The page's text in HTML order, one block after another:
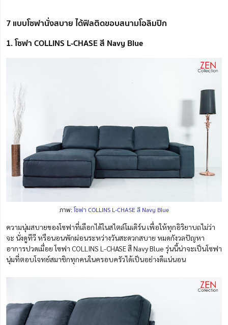
7 แบบโซฟานั่งสบาย ได้ฟิลติดขอบสนามโอลิมปิก
1. โซฟา COLLINS L-CHASE สี Navy Blue
ภาพ:โซฟา COLLINS L-CHASE สี Navy Blue
ความนุ่มสบายของโซฟาที่เลือกได้ในสไตล์โมเดิร์น เพื่อให้ทุกอิริยาบถไม่ว่า
จะ นั่งดูทีวี หรือนอนพักผ่อนระหว่างวันสะดวกสบาย หมดกังวลปัญหา
อาการปวดเมื่อย โซฟา COLLINS L-CHASE สี Navy Blue รุ่นนี้น่าจะเป็นโซฟา
นุ่มที่ตอบโจทย์สมาชิกทุกคนในครอบครัวได้เป็นอย่างดีแน่นอน